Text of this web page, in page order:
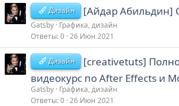
Дизайн [Айдар Абильдин]
Gatsby Графика, дизайн
Ответы 0 26 Июн 2021
Дизайн
[creativetuts]
видеокурс по After Effects и
Gatsby Графика, дизайн
Ответы 0 26 Июн 2021